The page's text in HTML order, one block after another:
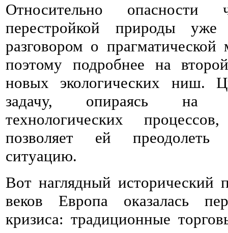
Относительно опасности
перестройкой природы
разговором о
поэтому подробнее на
новых экологических ниш.
задачу, опираясь на
технологических
позволяет ей преодолеть
ситуацию.
Вот наглядный исторический
веков Европа оказалась
кризиса: традиционные